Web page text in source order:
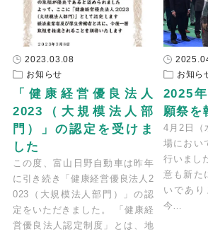
2023.03.08
お知らせ
「健康経営優良法人
2023（大規模法人部
門）」の認定を受けま
した
この度、富山日野自動車は昨年
に引き続き「健康経営優良法人2
023（大規模法人部門）」の認
定をいただきました。 「健康経
営優良法人認定制度」とは、地
お知ら
2025
願祭を
4月2日（
場におい
行いまし
意も新た
いであり
今…